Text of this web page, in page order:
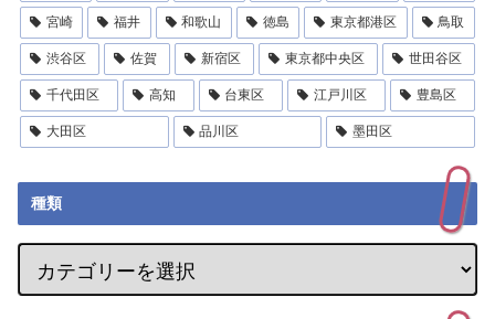
宮崎 福井 和歌山 徳島 東京都港区 鳥取
渋谷区 佐賀 新宿区 東京都中央区 世田谷区
千代田区 高知 台東区 江戸川区 豊島区
大田区 品川区 墨田区
種類